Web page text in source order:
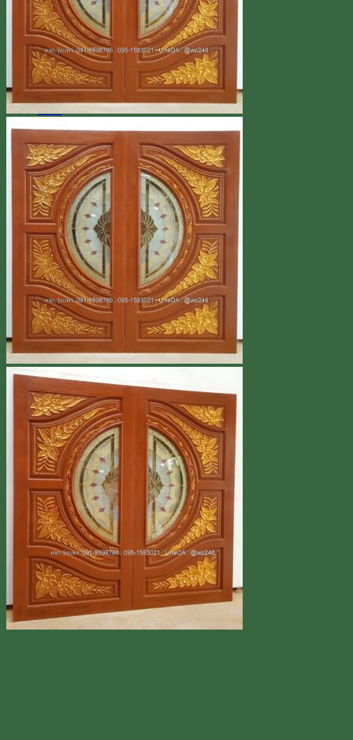
สินค้าโปรโมชั่น
ผลงานติดตั้งจริง / รีวิว
ติดต่อเรา
โทร 0918598786
Line
โทร 0918598786